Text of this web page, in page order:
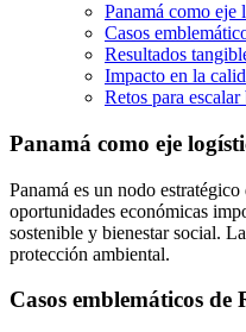
Panamá como eje
Casos
Resultados
Impacto en la
Retos para
Panamá como eje
Panamá es un nodo
oportunidades económicas
sostenible y bienestar social.
protección ambiental.
Casos emblemáticos